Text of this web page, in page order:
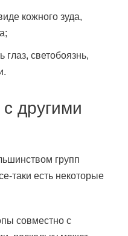
кожного зуда,
глаз, светобоязнь,
другими
групп
таки есть некоторые
совместно с